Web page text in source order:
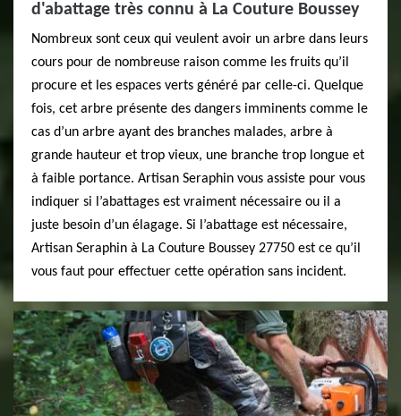
d'abattage très connu à La Couture Boussey
Nombreux sont ceux qui veulent avoir un arbre dans leurs
cours pour de nombreuse raison comme les fruits qu’il
procure et les espaces verts généré par celle-ci. Quelque
fois, cet arbre présente des dangers imminents comme le
cas d’un arbre ayant des branches malades, arbre à
grande hauteur et trop vieux, une branche trop longue et
à faible portance. Artisan Seraphin vous assiste pour vous
indiquer si l’abattages est vraiment nécessaire ou il a
juste besoin d’un élagage. Si l’abattage est nécessaire,
Artisan Seraphin à La Couture Boussey 27750 est ce qu’il
vous faut pour effectuer cette opération sans incident.